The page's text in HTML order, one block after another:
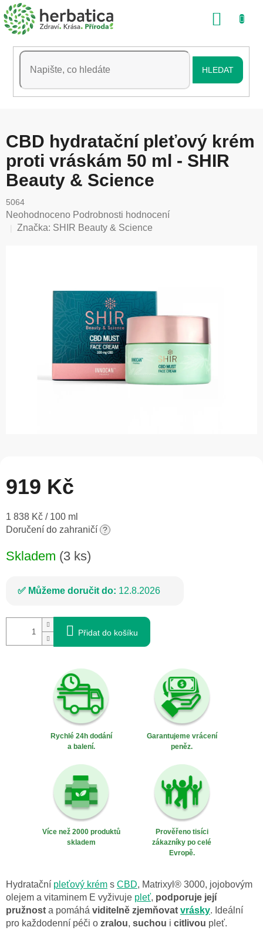
Přejít
na
obsah
HLEDAT
CBD hydratační pleťový krém
proti vráskám 50 ml - SHIR
Beauty & Science
5064
Průměrné
hodnocení
Neohodnoceno Podrobnosti hodnocení
Značka: SHIR Beauty & Science
919 Kč
Měrná
cena:
1 838 Kč / 100 ml
Doručení do zahraničí ?
Skladem (3 ks)
Můžeme doručit do: 12.8.2026
Přidat do košíku
Rychlé 24h dodání
a balení.
Garantujeme vrácení
peněz.
Více než 2000 produktů
skladem
Prověřeno tisíci
zákazníky po celé
Evropě.
Hydratační pleťový krém s CBD, Matrixyl® 3000, jojobovým
olejem a vitaminem E vyživuje pleť, podporuje její
pružnost a pomáhá viditelně zjemňovat vrásky. Ideální
pro každodenní péči o zralou, suchou i citlivou pleť.